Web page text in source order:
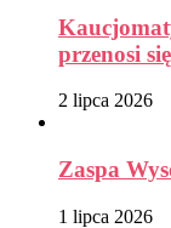
przenosi
2 lipca 2026
Zaspa
1 lipca 2026